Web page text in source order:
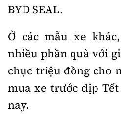
BYD SEAL.
Ở các mẫu xe
nhiều phần quà với
chục triệu đồng cho
mua xe trước dịp
nay.